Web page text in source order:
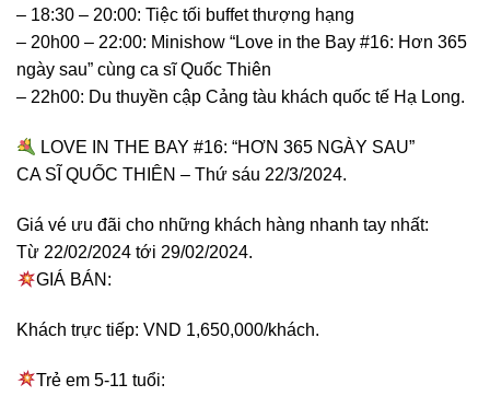
– 18:30 – 20:00: Tiệc tối buffet thượng hạng
– 20h00 – 22:00: Minishow “Love in the Bay #16: Hơn 365
ngày sau” cùng ca sĩ Quốc Thiên
– 22h00: Du thuyền cập Cảng tàu khách quốc tế Hạ Long.
LOVE IN THE BAY #16: “HƠN 365 NGÀY SAU”
CA SĨ QUỐC THIÊN – Thứ sáu 22/3/2024.
Giá vé ưu đãi cho những khách hàng nhanh tay nhất:
Từ 22/02/2024 tới 29/02/2024.
GIÁ BÁN:
Khách trực tiếp: VND 1,650,000/khách.
Trẻ em 5-11 tuổi: